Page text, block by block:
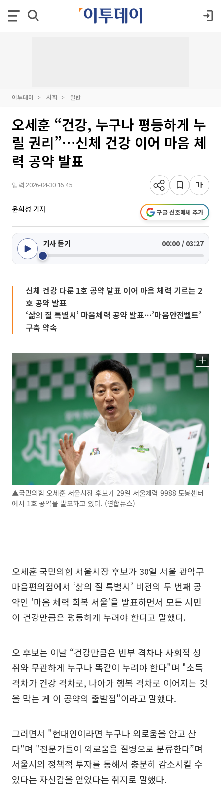
이투데이 사회 일반
오세훈 “건강, 누구나 평등하게 누
릴 권리”⋯신체 건강 이어 마음 체
력 공약 발표
입력 2026-04-30 16:45
윤희성 기자 구글 선호매체 추가
기사 듣기 00:00 / 03:27
신체 건강 다룬 1호 공약 발표 이어 마음 체력 기르는 2
호 공약 발표
‘삶의 질 특별시’ 마음체력 공약 발표⋯’마음안전벨트’
구축 약속
▲국민의힘 오세훈 서울시장 후보가 29일 서울체력 9988 도봉센터
에서 1호 공약을 발표하고 있다. (연합뉴스)
오세훈 국민의힘 서울시장 후보가 30일 서울 관악구
마음편의점에서 ‘삶의 질 특별시’ 비전의 두 번째 공
약인 ‘마음 체력 회복 서울’을 발표하면서 모든 시민
이 건강만큼은 평등하게 누려야 한다고 말했다.
오 후보는 이날 “건강만큼은 빈부 격차나 사회적 성
취와 무관하게 누구나 똑같이 누려야 한다"며 "소득
격차가 건강 격차로, 나아가 행복 격차로 이어지는 것
을 막는 게 이 공약의 출발점"이라고 말했다.
그러면서 "현대인이라면 누구나 외로움을 안고 산
다"며 "전문가들이 외로움을 질병으로 분류한다”며
서울시의 정책적 투자를 통해서 충분히 감소시킬 수
있다는 자신감을 얻었다는 취지로 말했다.